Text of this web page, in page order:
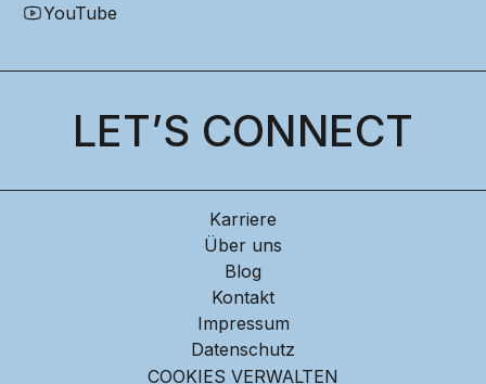
YouTube
LET’S CONNECT
Karriere
Über uns
Blog
Kontakt
Impressum
Datenschutz
COOKIES VERWALTEN